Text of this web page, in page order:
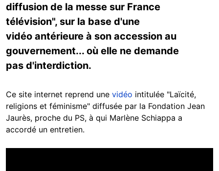
diffusion de la messe sur France
télévision", sur la base d'une
vidéo antérieure à son accession au
gouvernement... où elle ne demande
pas d'interdiction.
Ce site internet reprend une vidéo intitulée "Laïcité,
religions et féminisme" diffusée par la Fondation Jean
Jaurès, proche du PS, à qui Marlène Schiappa a
accordé un entretien.